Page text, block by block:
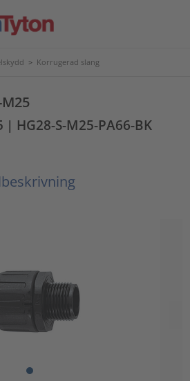
> Korrugerad slang
| HG28-S-M25-PA66-BK